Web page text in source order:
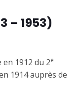
– 1953)
1912 du 2e
1914 auprès de